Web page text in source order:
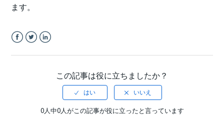
ます。
この記事は役に立ちましたか？
0人中0人がこの記事が役に立ったと言っています